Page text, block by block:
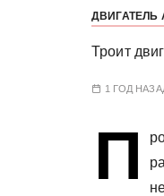
ДВИГАТЕЛЬ
Троит
1 ГОД
П